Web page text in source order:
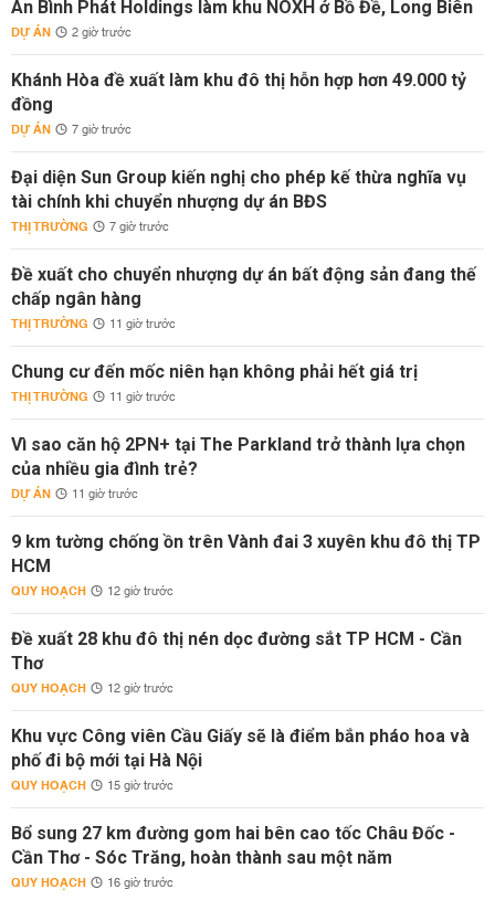
An Bình Phát Holdings làm khu NOXH ở Bồ Đề, Long Biên
DỰ ÁN 2 giờ trước
Khánh Hòa đề xuất làm khu đô thị hỗn hợp hơn 49.000 tỷ
đồng
DỰ ÁN 7 giờ trước
Đại diện Sun Group kiến nghị cho phép kế thừa nghĩa vụ
tài chính khi chuyển nhượng dự án BĐS
THỊ TRƯỜNG 7 giờ trước
Đề xuất cho chuyển nhượng dự án bất động sản đang thế
chấp ngân hàng
THỊ TRƯỜNG 11 giờ trước
Chung cư đến mốc niên hạn không phải hết giá trị
THỊ TRƯỜNG 11 giờ trước
Vì sao căn hộ 2PN+ tại The Parkland trở thành lựa chọn
của nhiều gia đình trẻ?
DỰ ÁN 11 giờ trước
9 km tường chống ồn trên Vành đai 3 xuyên khu đô thị TP
HCM
QUY HOẠCH 12 giờ trước
Đề xuất 28 khu đô thị nén dọc đường sắt TP HCM - Cần
Thơ
QUY HOẠCH 12 giờ trước
Khu vực Công viên Cầu Giấy sẽ là điểm bắn pháo hoa và
phố đi bộ mới tại Hà Nội
QUY HOẠCH 15 giờ trước
Bổ sung 27 km đường gom hai bên cao tốc Châu Đốc -
Cần Thơ - Sóc Trăng, hoàn thành sau một năm
QUY HOẠCH 16 giờ trước